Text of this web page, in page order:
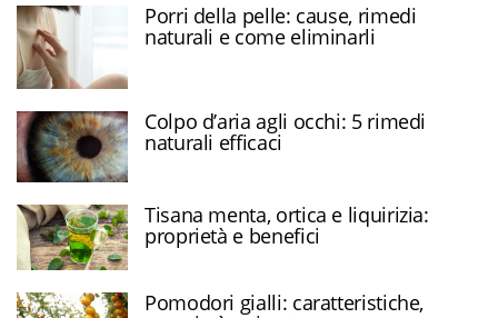
Porri della pelle: cause, rimedi
naturali e come eliminarli
Colpo d’aria agli occhi: 5 rimedi
naturali efficaci
Tisana menta, ortica e liquirizia:
proprietà e benefici
Pomodori gialli: caratteristiche,